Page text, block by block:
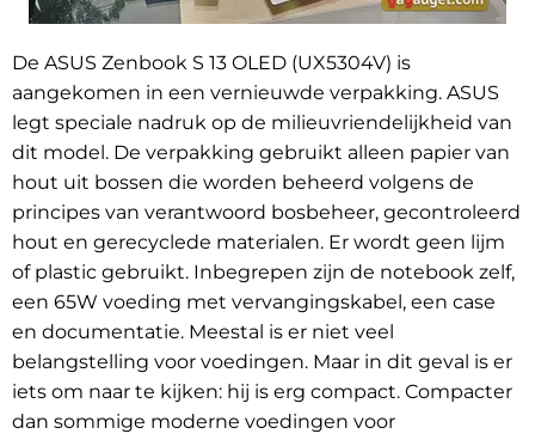
De ASUS Zenbook S 13 OLED (UX5304V) is
aangekomen in een vernieuwde verpakking. ASUS
legt speciale nadruk op de milieuvriendelijkheid van
dit model. De verpakking gebruikt alleen papier van
hout uit bossen die worden beheerd volgens de
principes van verantwoord bosbeheer, gecontroleerd
hout en gerecyclede materialen. Er wordt geen lijm
of plastic gebruikt. Inbegrepen zijn de notebook zelf,
een 65W voeding met vervangingskabel, een case
en documentatie. Meestal is er niet veel
belangstelling voor voedingen. Maar in dit geval is er
iets om naar te kijken: hij is erg compact. Compacter
dan sommige moderne voedingen voor